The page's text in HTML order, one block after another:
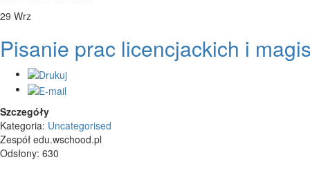
29 Wrz
Pisanie prac licencjackich i
Szczegóły
Kategoria: Uncategorised
Zespół edu.wschood.pl
Odsłony: 630